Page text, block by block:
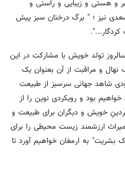
و هستی و زیبایی و راستی و
نیز ؛ " برگ درختان سبز پیش
تولد خویش با مشارکت در این
و مراقبت از آن بعنوان یک
شاهد جهانی سرسبز از طبیعت
بود و رویکردی نوین را از
خویش و دیگران برای طبیعت و
ارزشمند زیست محیطی را برای
بشریت" به ارمغان خواهیم آورد تا